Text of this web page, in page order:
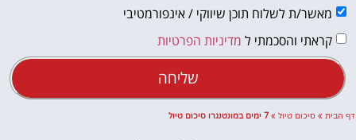
מאשר/ת לשלוח תוכן שיווקי / אינפורמטיבי
קראתי והסכמתי ל מדיניות הפרטיות
שליחה
דף הבית » סיכום טיול » 7 ימים במונטנגרו סיכום טיול